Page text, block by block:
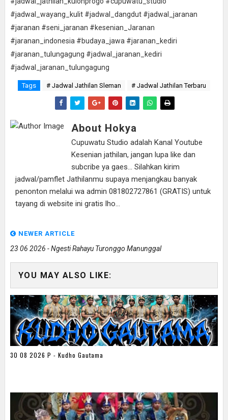
#jadwal_wayang_kulit #jadwal_dangdut #jadwal_jaranan
#jaranan #seni_jaranan #kesenian_Jaranan
#jaranan_indonesia #budaya_jawa #jaranan_kediri
#jaranan_tulungagung #jadwal_jaranan_kediri
#jadwal_jaranan_tulungagung
Tags # Jadwal Jathilan Sleman # Jadwal Jathilan Terbaru
About Hokya
Cupuwatu Studio adalah Kanal Youtube
Kesenian jathilan, jangan lupa like dan
subcribe ya gaes... Silahkan kirim
jadwal/pamflet Jathilanmu supaya menjangkau banyak
penonton melalui wa admin 081802727861 (GRATIS) untuk
tayang di website ini gratis lho...
NEWER ARTICLE
23 06 2026 - Ngesti Rahayu Turonggo Manunggal
YOU MAY ALSO LIKE:
30 08 2026 P - Kudho Gautama